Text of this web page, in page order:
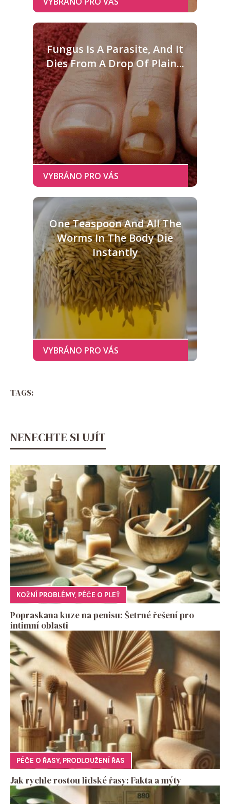
Fungus Is A Parasite, And It
Dies From A Drop Of Plain...
One Teaspoon And All The
Worms In The Body Die
Instantly
TAGS:
NENECHTE SI UJÍT
KOŽNÍ PROBLÉMY, PÉČE O PLEŤ
Popraskana kuze na penisu: Šetrné řešení pro
intimní oblasti
PÉČE O ŘASY, PRODLOUŽENÍ ŘAS
Jak rychle rostou lidské řasy: Fakta a mýty